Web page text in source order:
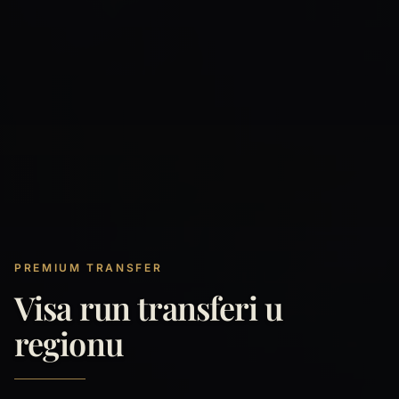
PREMIUM TRANSFER
Visa run transferi u
regionu